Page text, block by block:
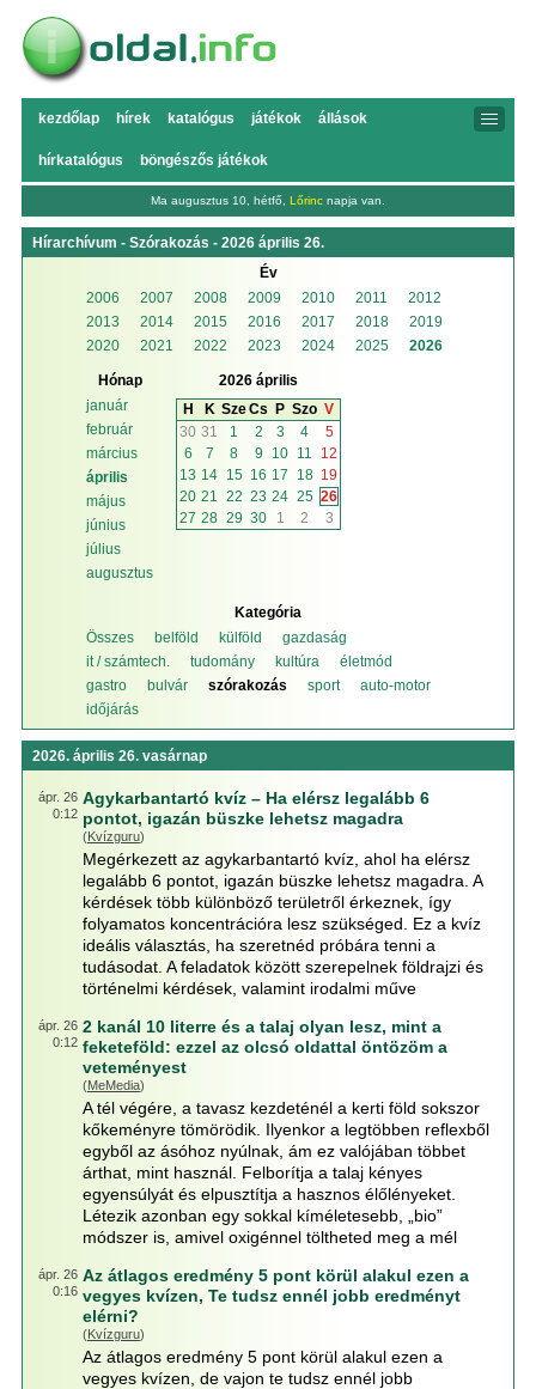
kezdőlap hírek katalógus játékok állások
hírkatalógus böngészős játékok
Ma augusztus 10, hétfő, Lőrinc napja van.
Hírarchívum - Szórakozás - 2026 április 26.
Év
2006
2007 2008 2009 2010 2011
2012
2013
2014 2015 2016 2017 2018
2019
2020
2021 2022 2023 2024 2025 2026
Hónap
január
február
március
április
május
június
július
augusztus
2026 április
H
K SzeCs P Szo V
30 31 1 2 3 4
5
6
7 8 9 10 11
12
13 14 15 16 17 18 19
20 21 22 23 24 25 26
27 28 29 30 1 2 3
Kategória
Összes
belföld külföld
gazdaság
it / számtech.
tudomány kultúra
életmód
gastro
bulvár szórakozás sport
auto-motor
időjárás
2026. április 26. vasárnap
ápr. 26
0:12
Agykarbantartó kvíz – Ha elérsz legalább 6
pontot, igazán büszke lehetsz magadra
(Kvízguru)
Megérkezett az agykarbantartó kvíz, ahol ha elérsz
legalább 6 pontot, igazán büszke lehetsz magadra. A
kérdések több különböző területről érkeznek, így
folyamatos koncentrációra lesz szükséged. Ez a kvíz
ideális választás, ha szeretnéd próbára tenni a
tudásodat. A feladatok között szerepelnek földrajzi és
történelmi kérdések, valamint irodalmi műve
ápr. 26
0:12
2 kanál 10 literre és a talaj olyan lesz, mint a
feketeföld: ezzel az olcsó oldattal öntözöm a
veteményest
(MeMedia)
A tél végére, a tavasz kezdeténél a kerti föld sokszor
kőkeményre tömörödik. Ilyenkor a legtöbben reflexből
egyből az ásóhoz nyúlnak, ám ez valójában többet
árthat, mint használ. Felborítja a talaj kényes
egyensúlyát és elpusztítja a hasznos élőlényeket.
Létezik azonban egy sokkal kíméletesebb, „bio”
módszer is, amivel oxigénnel töltheted meg a mél
ápr. 26
0:16
Az átlagos eredmény 5 pont körül alakul ezen a
vegyes kvízen, Te tudsz ennél jobb eredményt
elérni?
(Kvízguru)
Az átlagos eredmény 5 pont körül alakul ezen a
vegyes kvízen, de vajon te tudsz ennél jobb